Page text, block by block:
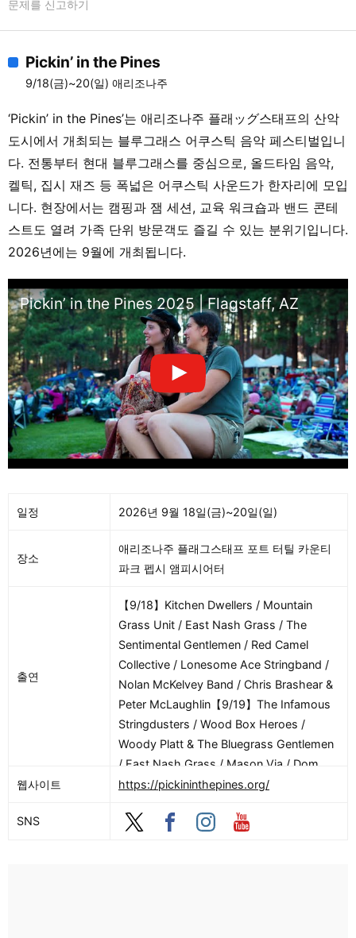
문제를 신고하기
Pickin’ in the Pines
9/18(금)~20(일) 애리조나주
‘Pickin’ in the Pines’는 애리조나주 플래ッグ스태프의 산악
도시에서 개최되는 블루그래스 어쿠스틱 음악 페스티벌입니
다. 전통부터 현대 블루그래스를 중심으로, 올드타임 음악,
켈틱, 집시 재즈 등 폭넓은 어쿠스틱 사운드가 한자리에 모입
니다. 현장에서는 캠핑과 잼 세션, 교육 워크숍과 밴드 콘테
스트도 열려 가족 단위 방문객도 즐길 수 있는 분위기입니다.
2026년에는 9월에 개최됩니다.
Pickin’ in the Pines 2025 | Flagstaff, AZ
일정 2026년 9월 18일(금)~20일(일)
장소
애리조나주 플래그스태프 포트 터틸 카운티
파크 펩시 앰피시어터
출연
【9/18】Kitchen Dwellers / Mountain
Grass Unit / East Nash Grass / The
Sentimental Gentlemen / Red Camel
Collective / Lonesome Ace Stringband /
Nolan McKelvey Band / Chris Brashear &
Peter McLaughlin【9/19】The Infamous
Stringdusters / Wood Box Heroes /
Woody Platt & The Bluegrass Gentlemen
/ East Nash Grass / Mason Via / Dom
Flemons & The Traveling Wildfires / Red
Breakline【9/20】The Infamous
웹사이트 https://pickininthepines.org/
SNS